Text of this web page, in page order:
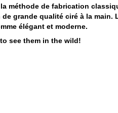
méthode de fabrication
grande qualité ciré à la main.
élégant et moderne.
to see them in the wild!